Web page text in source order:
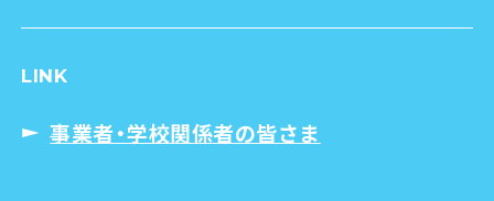
LINK
事業者・学校関係者の皆さま